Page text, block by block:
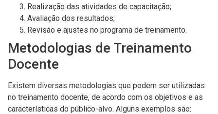
Realização das atividades de capacitação;
Avaliação dos resultados;
Revisão e ajustes no programa de treinamento.
Metodologias de Treinamento
Docente
Existem diversas metodologias que podem ser utilizadas
no treinamento docente, de acordo com os objetivos e as
características do público-alvo. Alguns exemplos são: